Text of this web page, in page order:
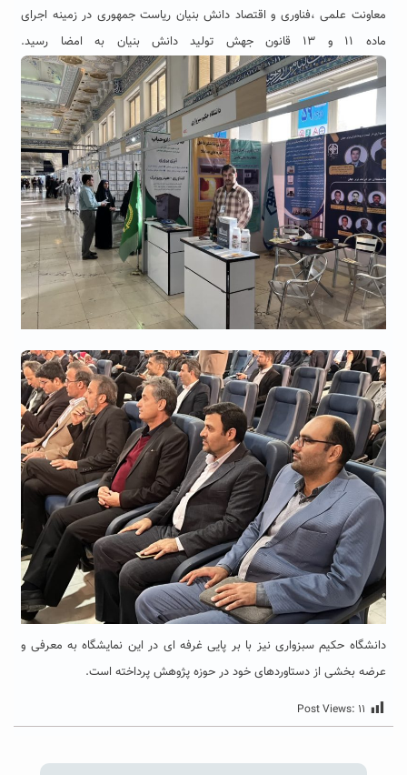
معاونت علمی ،فناوری و اقتصاد دانش بنیان ریاست جمهوری در زمینه اجرای
ماده ١١ و ١٣ قانون جهش تولید دانش بنیان به امضا رسید.
دانشگاه حکیم سبزواری نیز با بر پایی غرفه ای در این نمایشگاه به معرفی و
عرضه بخشی از دستاوردهای خود در حوزه پژوهش پرداخته است.
Post Views: ۱۱